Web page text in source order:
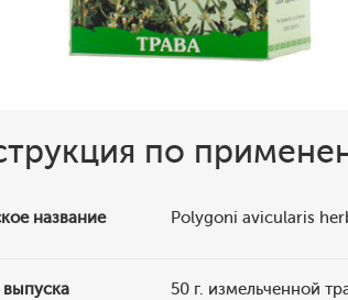
по
название Polygoni avicularis
50 г. измельченной